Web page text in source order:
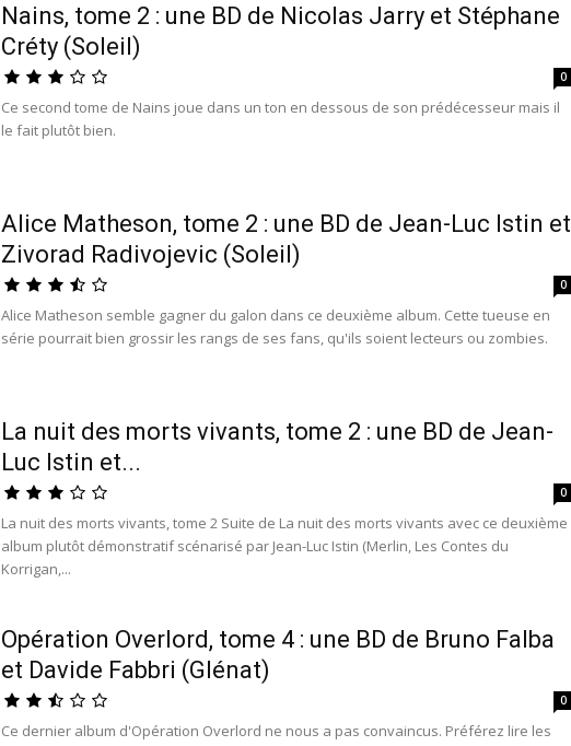
Nains, tome 2 : une BD de Nicolas Jarry et Stéphane
Créty (Soleil)
0
Ce second tome de Nains joue dans un ton en dessous de son prédécesseur mais il
le fait plutôt bien.
Alice Matheson, tome 2 : une BD de Jean-Luc Istin et
Zivorad Radivojevic (Soleil)
0
Alice Matheson semble gagner du galon dans ce deuxième album. Cette tueuse en
série pourrait bien grossir les rangs de ses fans, qu'ils soient lecteurs ou zombies.
La nuit des morts vivants, tome 2 : une BD de Jean-
Luc Istin et...
0
La nuit des morts vivants, tome 2 Suite de La nuit des morts vivants avec ce deuxième
album plutôt démonstratif scénarisé par Jean-Luc Istin (Merlin, Les Contes du
Korrigan,...
Opération Overlord, tome 4 : une BD de Bruno Falba
et Davide Fabbri (Glénat)
0
Ce dernier album d'Opération Overlord ne nous a pas convaincus. Préférez lire les